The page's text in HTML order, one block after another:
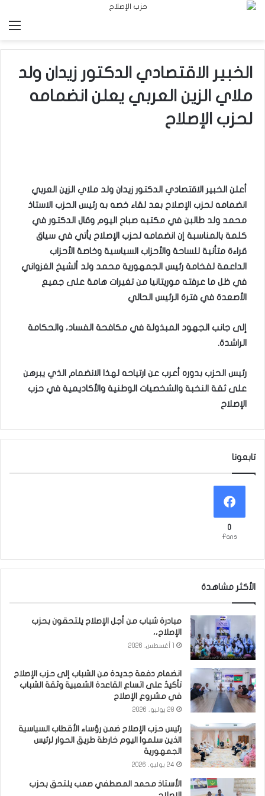
الخبير الاقتصادي الدكتور زيدان ولد
ملاي الزين العربي يعلن انضمامه
لحزب الإصلاح
أعلن الخبير الاقتصادي الدكتور زيدان ولد ملاي الزين العربي
انضمامه لحزب الإصلاح بعد لقاء خصه به رئيس الحزب الاستاذ
محمد ولد طالبن في مكتبه صباح اليوم وقال الدكتور في
كلمة بالمناسبة إن انضمامه لحزب الإصلاح يأتي في سياق
قراءة متأنية للساحة والأحزاب السياسية وخاصة الأحزاب
الداعمة لفخامة رئيس الجمهورية محمد ولد ألشيخ الغزواني
في ظل ما عرفته موريتانيا من تغيرات هامة على جميع
الأصعدة في فترة الرئيس الحالي
إلى جانب الجهود المبذولة في مكافحة الفساد، والحكامة
الراشدة.
رئيس الحزب بدوره أعرب عن ارتياحه لهذا الانضمام الذي يبرهن
على ثقة النخبة والشخصيات الوطنية والأكاديمية في حزب
الإصلاح
تابعونا
0
Fans
الأكثر مشاهدة
مبادرة شباب من أجل الإصلاح يلتحقون بحزب
الإصلاح،،
انضمام دفعة جديدة من الشباب إلى حزب الإصلاح
تأكيدٌ على اتساع القاعدة الشعبية وثقة الشباب
في مشروع الإصلاح
28 يوليو، 2026
رئيس حزب الإصلاح ضمن رؤساء الأقطاب السياسية
الذين سلموا اليوم خارطة طريق الحوار لرئيس
الجمهورية
24 يوليو، 2026
الأستاذ محمد المصطفي صمب يلتحق بحزب